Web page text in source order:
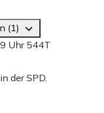
(1)
Uhr 544T
der SPD.